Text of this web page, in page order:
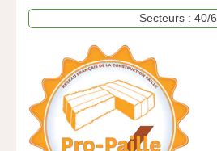
Secteurs : 40/